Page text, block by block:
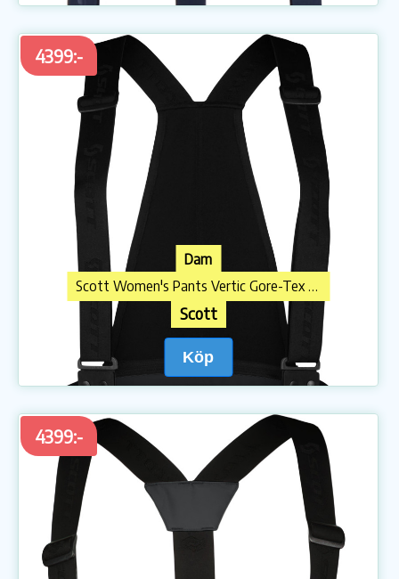
4399:-
Dam
Scott Women's Pants Vertic Gore-Tex 2L Black
Scott
Köp
4399:-